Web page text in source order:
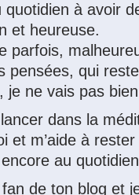
quotidien à avoir
et heureuse.
parfois,
pensées, qui
je ne vais pas
dans la
et m’aide à
au
de ton blog et